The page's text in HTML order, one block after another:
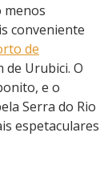
menos
conveniente
de
de Urubici. O
e o
Serra do Rio
espetaculares